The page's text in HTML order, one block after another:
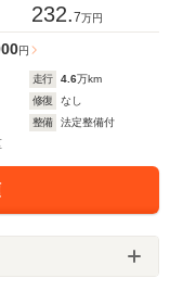
232.7万円
円
走行 4.6万km
修復
なし
整備
法定整備付